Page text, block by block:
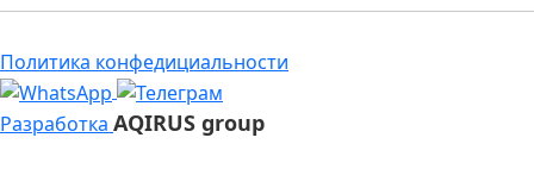
Политика конфедициальности
Разработка AQIRUS group